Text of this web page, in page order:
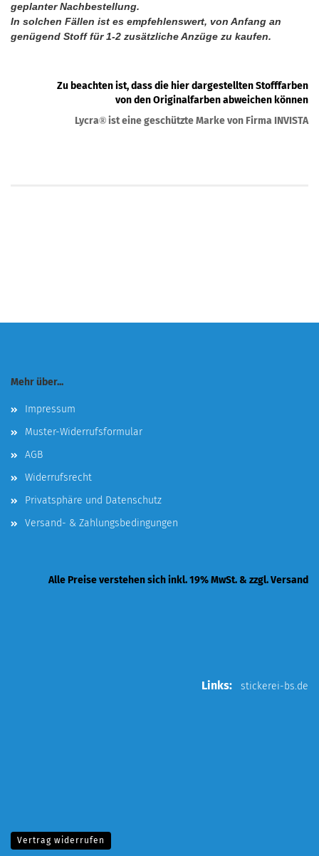
geplanter Nachbestellung.
In solchen Fällen ist es empfehlenswert, von Anfang an
genügend Stoff für 1-2 zusätzliche Anzüge zu kaufen.
Zu beachten ist, dass die hier dargestellten Stofffarben
von den Originalfarben abweichen können
Lycra® ist eine geschützte Marke von Firma INVISTA
Mehr über...
Impressum
Muster-Widerrufsformular
AGB
Widerrufsrecht
Privatsphäre und Datenschutz
Versand- & Zahlungsbedingungen
Alle Preise verstehen sich inkl. 19% MwSt. & zzgl. Versand
Links: stickerei-bs.de
Vertrag widerrufen